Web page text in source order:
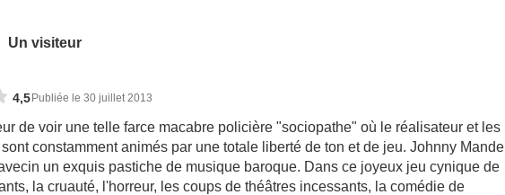
Un visiteur
4,5Publiée le 30 juillet 2013
de voir une telle farce macabre policière "sociopathe" où le réalisateur et les
constamment animés par une totale liberté de ton et de jeu. Johnny Mandel
un exquis pastiche de musique baroque. Dans ce joyeux jeu cynique de
la cruauté, l'horreur, les coups de théâtres incessants, la comédie de